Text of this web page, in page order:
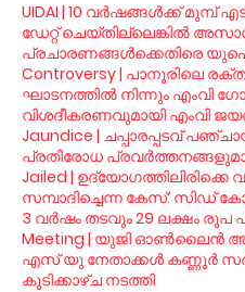
UIDAI | 10 വര്‍ഷങ്ങള്‍ക്ക്
ഡേറ്റ് ചെയ്തില്ലെങ്കില്‍
പ്രചാരണങ്ങള്‍ക്കെതിരെ
Controversy | പാനൂരിലെ
ഘാടനത്തില്‍ നിന്നും എംവി
വിശദീകരണവുമായി എംവി
Jaundice | ചപ്പാരപ്പടവ്
പ്രതിരോധ
Jailed |
സമ്പാദിച്ചെന്ന കേസ്: സിഡ്
3 വര്‍ഷം തടവും 29 ലക്ഷം രൂപ
Meeting | യുജി ഓണ്‍ലൈന്‍
എസ് യു നേതാക്കള്‍ കണ്ണൂര്‍
കൂടിക്കാഴ്ച നടത്തി